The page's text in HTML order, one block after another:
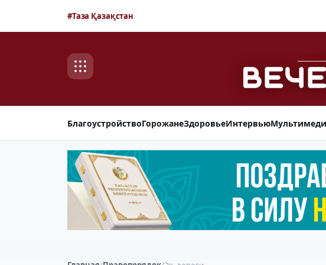
#Таза Қазақстан
БлагоустройствоГорожанеЗдоровьеИнтервью